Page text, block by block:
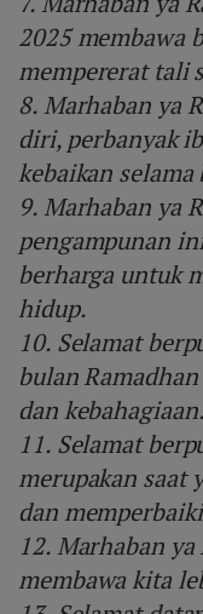
2025 membawa
mempererat tali
8. Marhaban ya
diri, perbanyak
kebaikan selama
9. Marhaban ya
pengampunan
berharga untuk
hidup.
10. Selamat
bulan
dan kebahagiaan.
11. Selamat
merupakan saat
dan
12. Marhaban
membawa kita